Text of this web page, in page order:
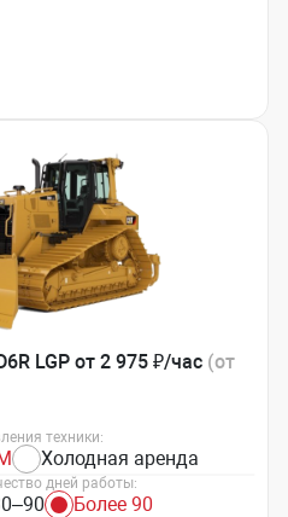
LGP от 2 975 ₽/час (от
техники:
Холодная аренда
дней работы:
Более 90